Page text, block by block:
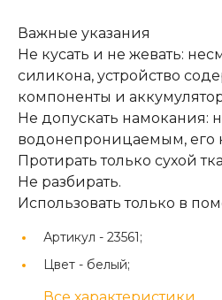
Важные указания
Не кусать и не жевать:
силикона, устройство
компоненты и
Не допускать намокания:
водонепроницаемым, его
Протирать только сухой
Не разбирать.
Использовать только в
Артикул - 23561;
Цвет - белый;
Все характеристики